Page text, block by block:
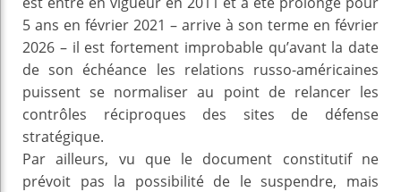
5 ans en février 2021 – arrive à son terme en février
2026 – il est fortement improbable qu’avant la date
de son échéance les relations russo-américaines
puissent se normaliser au point de relancer les
contrôles réciproques des sites de défense
stratégique.
Par ailleurs, vu que le document constitutif ne
prévoit pas la possibilité de le suspendre, mais